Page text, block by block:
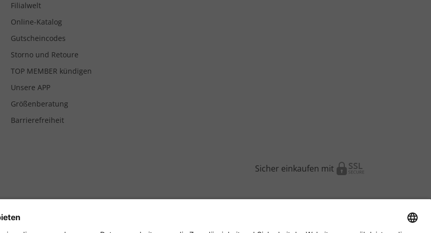
Filialwelt
Online-Katalog
Gutscheincodes
Storno und Retoure
TOP MEMBER kündigen
Unsere APP
Größenberatung
Barrierefreiheit
Sicher einkaufen mit